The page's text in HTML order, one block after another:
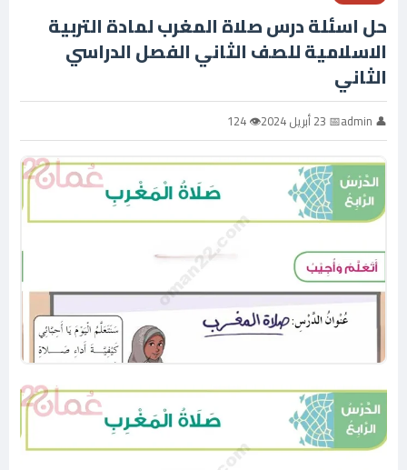
حل اسئلة درس صلاة المغرب لمادة التربية
الاسلامية للصف الثاني الفصل الدراسي
الثاني
👤 admin 📅 23 أبريل 2024 👁 124